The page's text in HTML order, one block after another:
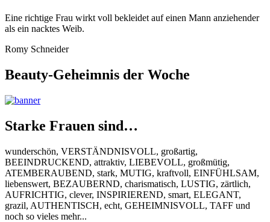
Eine richtige Frau wirkt voll bekleidet auf einen Mann anziehender
als ein nacktes Weib.
Romy Schneider
Beauty-Geheimnis der Woche
Starke Frauen sind…
wunderschön, VERSTÄNDNISVOLL, großartig,
BEEINDRUCKEND, attraktiv, LIEBEVOLL, großmütig,
ATEMBERAUBEND, stark, MUTIG, kraftvoll, EINFÜHLSAM,
liebenswert, BEZAUBERND, charismatisch, LUSTIG, zärtlich,
AUFRICHTIG, clever, INSPIRIEREND, smart, ELEGANT,
grazil, AUTHENTISCH, echt, GEHEIMNISVOLL, TAFF und
noch so vieles mehr...